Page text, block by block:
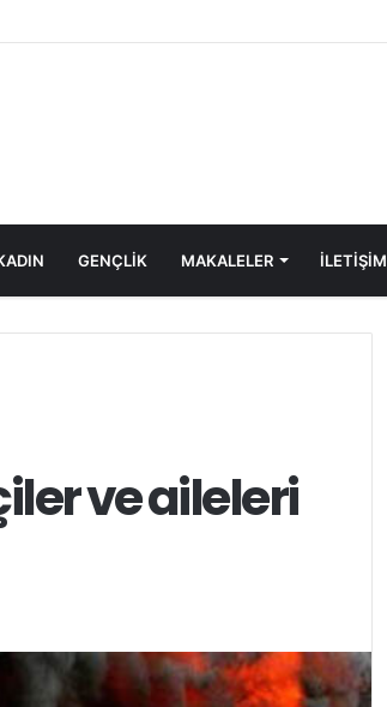
Dalgası
GENÇLİK MAKALELER ILETIŞIM
ve aileleri